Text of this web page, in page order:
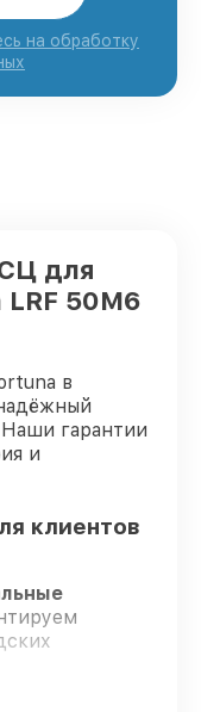
на обработку
для
50M6
в
гарантии
и
клиентов